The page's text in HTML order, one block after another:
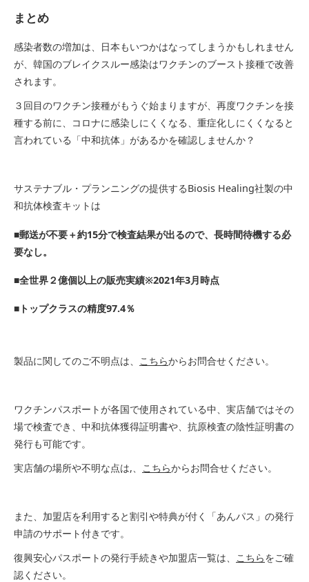
まとめ
感染者数の増加は、日本もいつかはなってしまうかもしれません
が、韓国のブレイクスルー感染はワクチンのブースト接種で改善
されます。
３回目のワクチン接種がもうぐ始まりますが、再度ワクチンを接
種する前に、コロナに感染しにくくなる、重症化しにくくなると
言われている「中和抗体」があるかを確認しませんか？
サステナブル・プランニングの提供するBiosis Healing社製の中
和抗体検査キットは
■郵送が不要＋約15分で検査結果が出るので、長時間待機する必
要なし。
■全世界２億個以上の販売実績※2021年3月時点
■トップクラスの精度97.4％
製品に関してのご不明点は、 こちらからお問合せください。
ワクチンパスポートが各国で使用されている中、実店舗ではその
場で検査でき、中和抗体獲得証明書や、抗原検査の陰性証明書の
発行も可能です。
実店舗の場所や不明な点は,、 こちらからお問合せください。
また、加盟店を利用すると割引や特典が付く「あんパス」の発行
申請のサポート付きです。
復興安心パスポートの発行手続きや加盟店一覧は、 こちらをご確
認ください。